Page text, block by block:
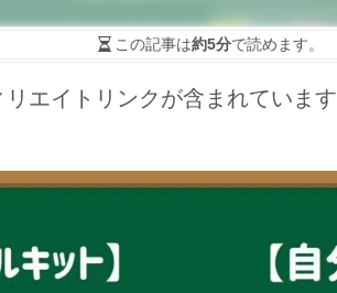
この記事は約5分で読めます。
エイトリンクが含まれています